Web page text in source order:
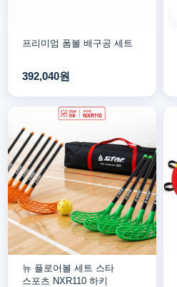
프리미엄 폼볼 배구공 세트
392,040원
뉴 플로어볼 세트 스타
스포츠 NXR110 하키